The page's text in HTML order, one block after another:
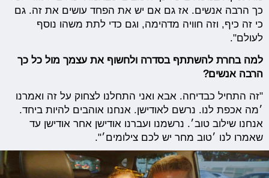
כך הרבה אנשים. אז גם אם יש את הפחד עושים את זה. גם
כי זה כיף, וזה חוויה מדהימה, וגם כדי לתת משהו נוסף
לעולם".
למה בחרת להשתתף בסדרה ולחשוף את עצמך מול כל כך
הרבה אנשים?
"זה התחיל כבדיחה. אבא ואני התחלנו לצחוק על זה ואמרנו
׳מה אכפת לנו. נרשם לאודישן. אנחנו אוהבים להיות ביחד.
אנחנו שילוב טוב׳. נרשמנו ועברנו אודישן אחר אודישן עד
שאמרו לנו ׳טוב מחר יש לכם צילומים׳".